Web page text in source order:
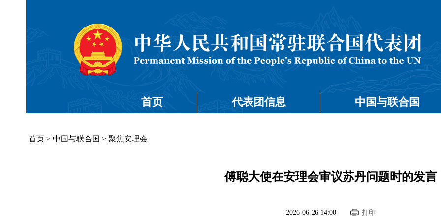
首页 代表团信息 中国与联合国
首页 > 中国与联合国 > 聚焦安理会
傅聪大使在安理会审议苏丹问题时的发言
2026-06-26 14:00 打印